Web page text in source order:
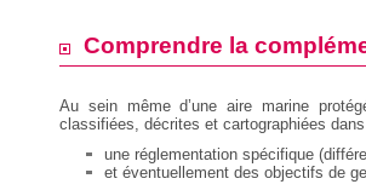
Comprendre la
Au sein même d’une aire marine
classifiées, décrites et cartographiées
une réglementation spécifique
et éventuellement des objectifs de